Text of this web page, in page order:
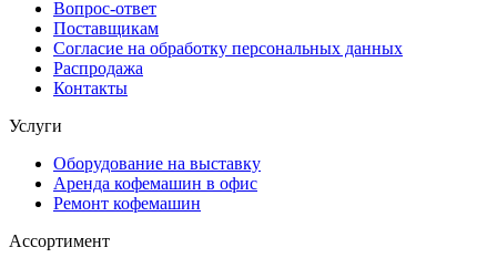
Вопрос-ответ
Поставщикам
Согласие на обработку персональных данных
Распродажа
Контакты
Услуги
Оборудование на выставку
Аренда кофемашин в офис
Ремонт кофемашин
Ассортимент